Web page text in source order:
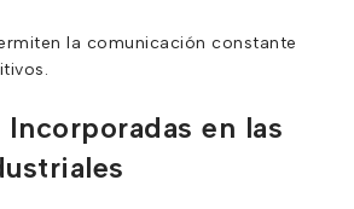
la comunicación constante
Incorporadas en las